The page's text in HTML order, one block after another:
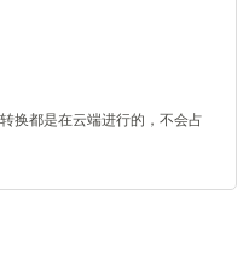
换都是在云端进行的，不会占